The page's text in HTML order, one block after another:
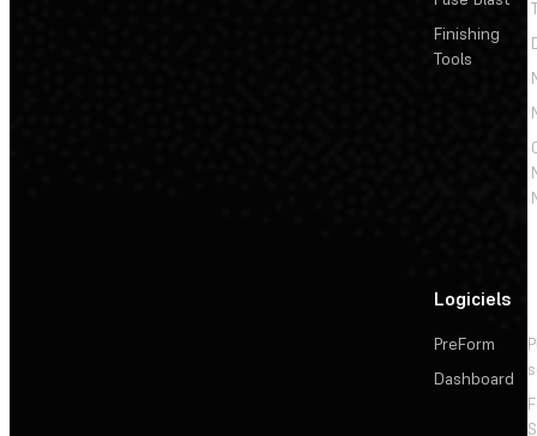
Finishing
Tools
Logiciels
PreForm
Dashboard